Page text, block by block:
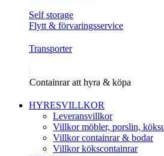
Self storage
Flytt & förvaringsservice
Transporter
Containrar att hyra & köpa
HYRESVILLKOR
Leveransvillkor
Villkor möbler, porslin,
Villkor containrar & bodar
Villkor kökscontainrar